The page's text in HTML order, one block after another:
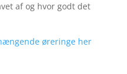
af og hvor godt det
øreringe her